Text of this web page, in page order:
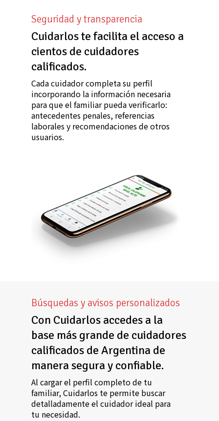
Seguridad y transparencia
Cuidarlos te facilita el acceso a
cientos de cuidadores
calificados.
Cada cuidador completa su perfil
incorporando la información necesaria
para que el familiar pueda verificarlo:
antecedentes penales, referencias
laborales y recomendaciones de otros
usuarios.
Búsquedas y avisos personalizados
Con Cuidarlos accedes a la
base más grande de cuidadores
calificados de Argentina de
manera segura y confiable.
Al cargar el perfil completo de tu
familiar, Cuidarlos te permite buscar
detalladamente el cuidador ideal para
tu necesidad.